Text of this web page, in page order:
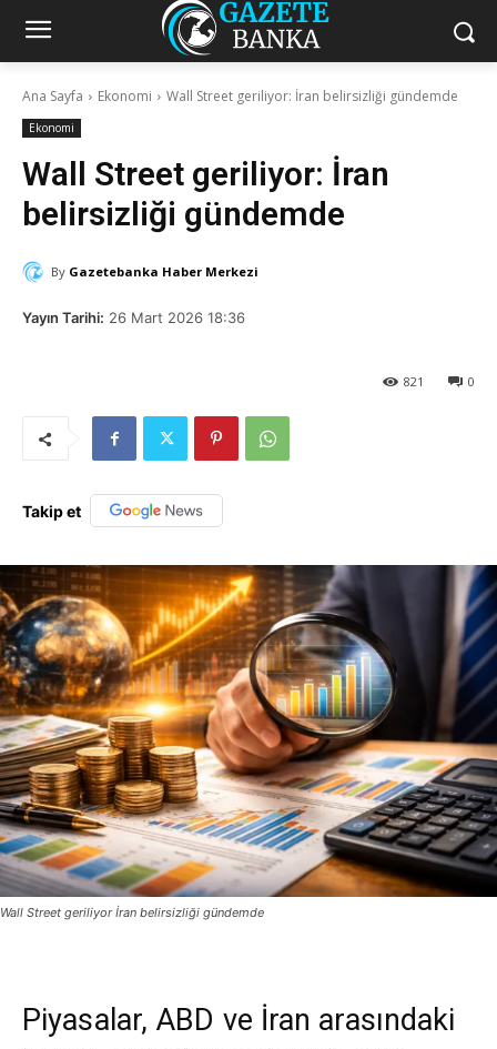
Ana Sayfa Ekonomi Wall Street geriliyor: İran belirsizliği gündemde
Ekonomi
Wall Street geriliyor: İran
belirsizliği gündemde
By Gazetebanka Haber Merkezi
Yayın Tarihi: 26 Mart 2026 18:36
0
821
Takip et
Wall Street geriliyor İran belirsizliği gündemde
Piyasalar, ABD ve İran arasındaki